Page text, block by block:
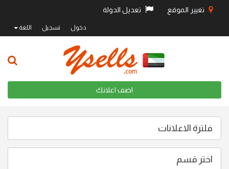
تغيير الموقع تعديل الدولة
دخول تسجيل اللغة
اضف اعلانك
فلترة الاعلانات
اختر قسم